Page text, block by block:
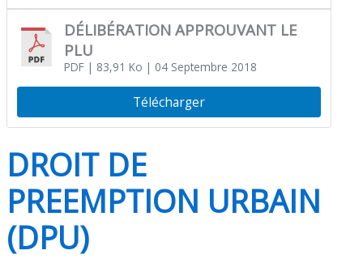
DÉLIBÉRATION APPROUVANT LE
PLU
PDF| 83,91 Ko | 04 Septembre 2018
Télécharger
DROIT DE
PREEMPTION URBAIN
(DPU)